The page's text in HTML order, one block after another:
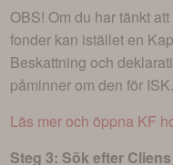
OBS! Om du har tänkt
fonder kan istället en
Beskattning och
påminner om den för ISK.
Läs mer och öppna KF
Steg 3: Sök efter